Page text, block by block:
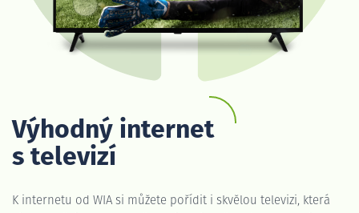
Výhodný internet
s televizí
K internetu od WIA si můžete pořídit i skvělou televizi, která